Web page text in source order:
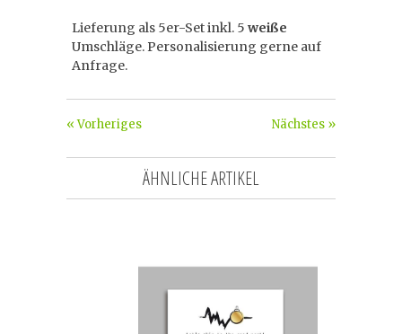
Lieferung als 5er-Set inkl. 5 weiße
Umschläge. Personalisierung gerne auf
Anfrage.
Nächstes »
« Vorheriges
ÄHNLICHE ARTIKEL